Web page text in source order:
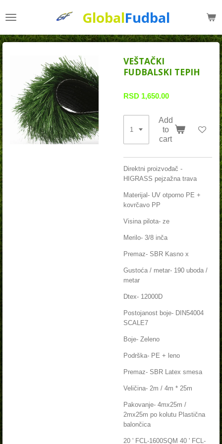
to
content
GlobalFudbal
VEŠTAČKI
FUDBALSKI TEPIH
RSD 1,650.00
Add
to
cart
Direktni proizvođač -
HIGRASS pejzažna trava
Materijal- UV otporno PE +
kovrčavo PP
Visina pilota- ze
Merilo- 3/8 inča
Premaz- SBR Kasno x
Gustoća / metar- 190 uboda /
metar
Dtex- 12000D
Postojanost boje- DIN54004
SCALE7
Boje- Zeleno
Podrška- PE + leno
Premaz- SBR Latex smesa
Veličina- 2m / 4m * 25m
Pakovanje- 4mx25m /
2mx25m po kolutu Plastična
balončica
20 ' FCL-1600SQM 40 ' FCL-